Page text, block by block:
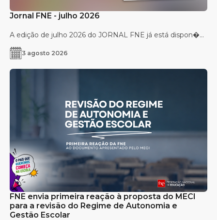
Jornal FNE - julho 2026
A edição de julho 2026 do JORNAL FNE já está dispon�...
3 agosto 2026
FNE envia primeira reação à proposta do MECI
para a revisão do Regime de Autonomia e
Gestão Escolar